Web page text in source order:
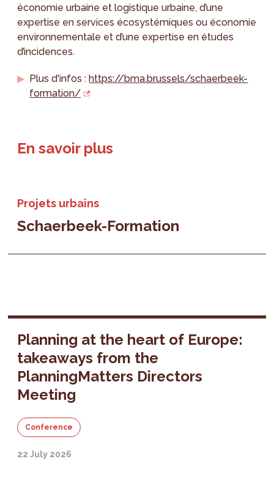
économie urbaine et logistique urbaine, d’une
expertise en services écosystémiques ou économie
environnementale et d’une expertise en études
d’incidences.
Plus d'infos : https://bma.brussels/schaerbeek-
formation/
En savoir plus
Projets urbains
Schaerbeek-Formation
Planning at the heart of Europe:
takeaways from the
PlanningMatters Directors
Meeting
Conference
22 July 2026